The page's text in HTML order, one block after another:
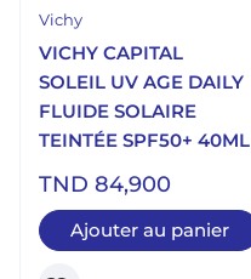
Vichy
VICHY CAPITAL
SOLEIL UV AGE DAILY
FLUIDE SOLAIRE
TEINTÉE SPF50+ 40ML
TND 84,900
Ajouter au panier